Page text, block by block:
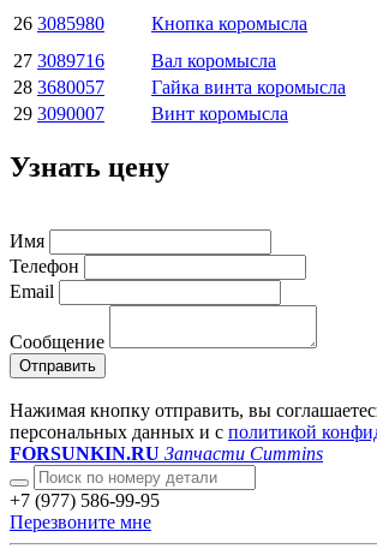
26 3085980 Кнопка коромысла
27 3089716 Вал коромысла
28 3680057 Гайка винта коромысла
29 3090007 Винт коромысла
Узнать цену
Имя
Телефон
Email
Сообщение
Отправить
Нажимая кнопку отправить, вы
персональных данных и с политикой
FORSUNKIN.RU Запчасти Cummins
+7 (977) 586-99-95
Перезвоните мне